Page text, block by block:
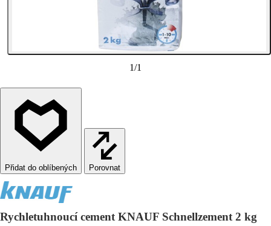
1/1
Porovnat
Rychletuhnoucí cement KNAUF Schnellzement 2 kg